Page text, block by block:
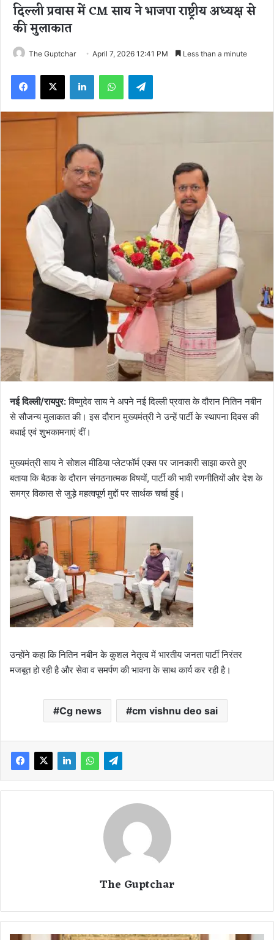
दिल्ली प्रवास में CM साय ने भाजपा राष्ट्रीय अध्यक्ष से
की मुलाकात
The Guptchar April 7, 2026 12:41 PM Less than a minute
नई दिल्ली/रायपुर:विष्णुदेव साय ने अपने नई दिल्ली प्रवास के दौरान नितिन नबीन
से सौजन्य मुलाकात की। इस दौरान मुख्यमंत्री ने उन्हें पार्टी के स्थापना दिवस की
बधाई एवं शुभकामनाएं दीं।
मुख्यमंत्री साय ने सोशल मीडिया प्लेटफॉर्म एक्स पर जानकारी साझा करते हुए
बताया कि बैठक के दौरान संगठनात्मक विषयों, पार्टी की भावी रणनीतियों और देश के
समग्र विकास से जुड़े महत्वपूर्ण मुद्दों पर सार्थक चर्चा हुई।
उन्होंने कहा कि नितिन नबीन के कुशल नेतृत्व में भारतीय जनता पार्टी निरंतर
मजबूत हो रही है और सेवा व समर्पण की भावना के साथ कार्य कर रही है।
Cg news cm vishnu deo sai
The Guptchar